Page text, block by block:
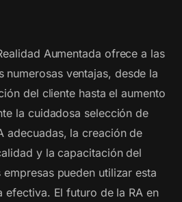
Aumentada ofrece a las
numerosas ventajas, desde la
del cliente hasta el aumento
la cuidadosa selección de
adecuadas, la creación de
y la capacitación del
pueden utilizar esta
efectiva. El futuro de la RA en